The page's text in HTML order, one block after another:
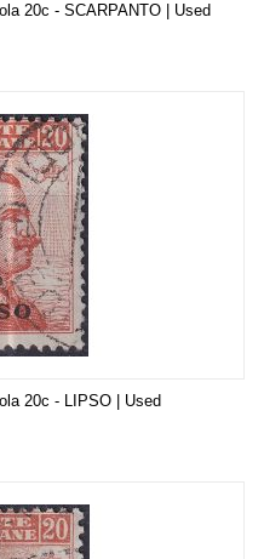
20c - SCARPANTO | Used
20c - LIPSO | Used